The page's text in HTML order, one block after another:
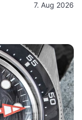
7. Aug 2026